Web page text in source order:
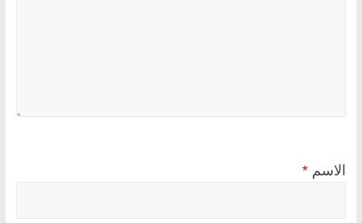
الاسم *